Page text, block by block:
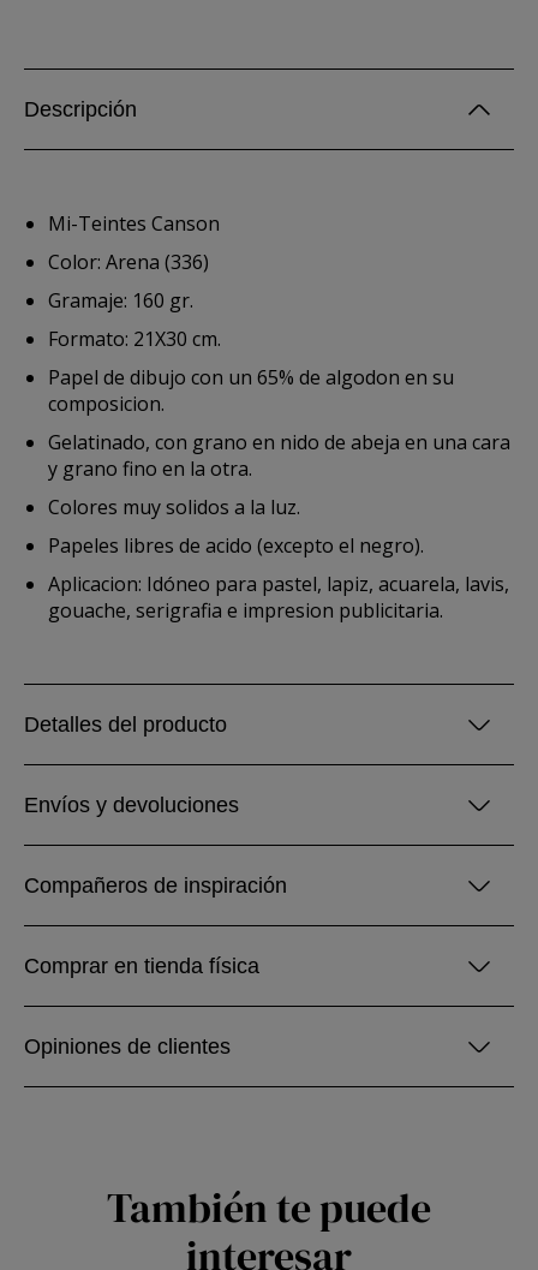
Descripción
Mi-Teintes Canson
Color: Arena (336)
Gramaje: 160 gr.
Formato: 21X30 cm.
Papel de dibujo con un 65% de algodon en su
composicion.
Gelatinado, con grano en nido de abeja en una cara
y grano fino en la otra.
Colores muy solidos a la luz.
Papeles libres de acido (excepto el negro).
Aplicacion: Idóneo para pastel, lapiz, acuarela, lavis,
gouache, serigrafia e impresion publicitaria.
Detalles del producto
Envíos y devoluciones
Compañeros de inspiración
Comprar en tienda física
Opiniones de clientes
También te puede
interesar